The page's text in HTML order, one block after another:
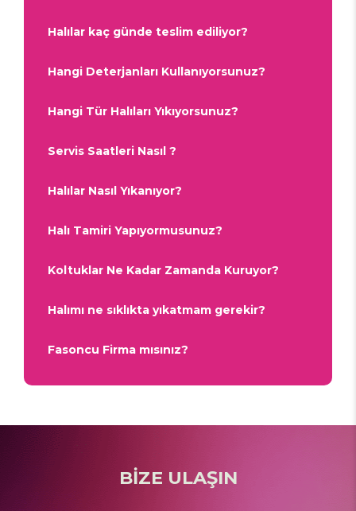
Halılar kaç günde teslim ediliyor?
Hangi Deterjanları Kullanıyorsunuz?
Hangi Tür Halıları Yıkıyorsunuz?
Servis Saatleri Nasıl ?
Halılar Nasıl Yıkanıyor?
Halı Tamiri Yapıyormusunuz?
Koltuklar Ne Kadar Zamanda Kuruyor?
Halımı ne sıklıkta yıkatmam gerekir?
Fasoncu Firma mısınız?
BİZE ULAŞIN